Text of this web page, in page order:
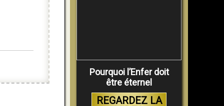
Pourquoi l’Enfer doit
être éternel
REGARDEZ LA